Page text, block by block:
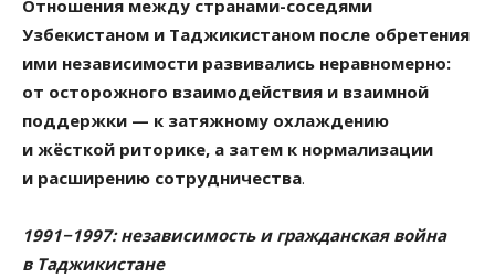
Отношения между странами-соседями
Узбекистаном и Таджикистаном после обретения
ими независимости развивались неравномерно:
от осторожного взаимодействия и взаимной
поддержки — к затяжному охлаждению
и жёсткой риторике, а затем к нормализации
и расширению сотрудничества.
1991−1997: независимость и гражданская война
в Таджикистане